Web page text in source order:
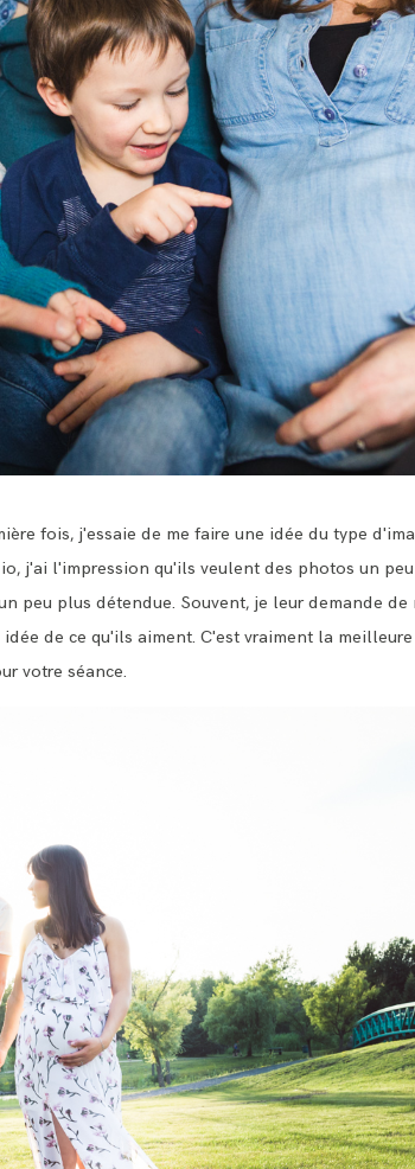
fois, j'essaie de me faire une idée du type
j'ai l'impression qu'ils veulent des photos un peu
peu plus détendue. Souvent, je leur demande de
de ce qu'ils aiment. C'est vraiment la
votre séance.